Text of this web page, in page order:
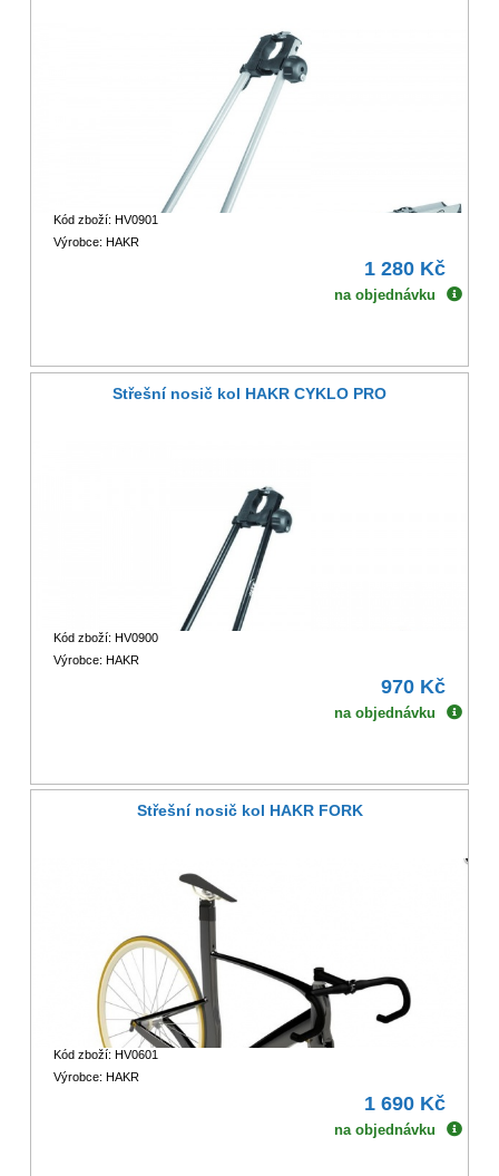
Kód zboží: HV0901
Výrobce: HAKR
1 280 Kč
na objednávku
Střešní nosič kol HAKR CYKLO PRO
Kód zboží: HV0900
Výrobce: HAKR
970 Kč
na objednávku
Střešní nosič kol HAKR FORK
Kód zboží: HV0601
Výrobce: HAKR
1 690 Kč
na objednávku